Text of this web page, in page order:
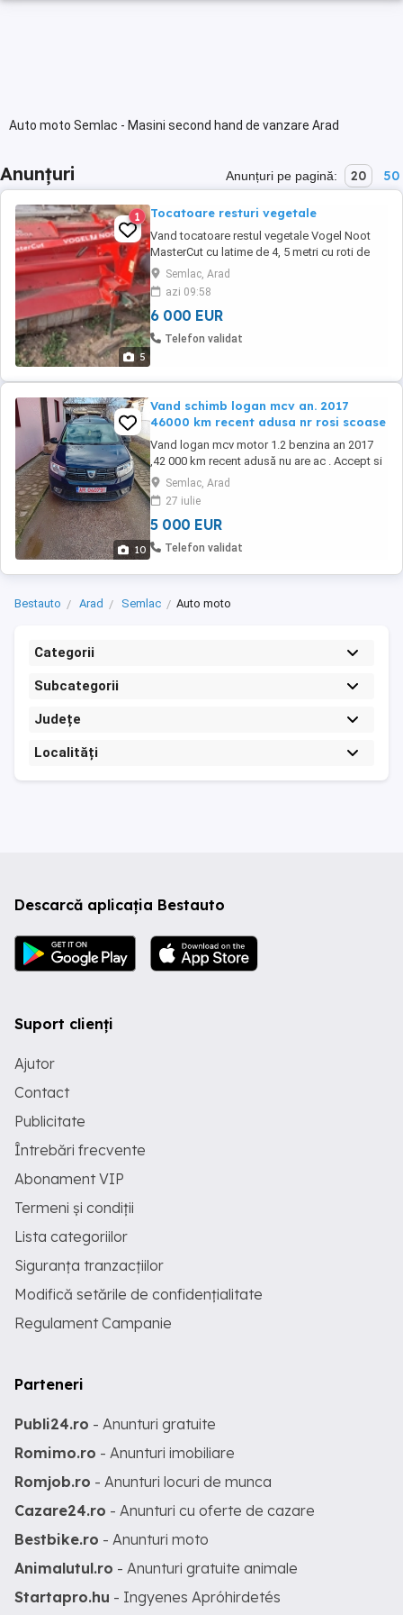
Auto moto Semlac - Masini second hand de vanzare Arad
Anunțuri Anunțuri pe pagină: 20 50
5
1 Tocatoare resturi vegetale
Vand tocatoare restul vegetale Vogel Noot
MasterCut cu latime de 4, 5 metri cu roti de
copiere si grupuri laterale care angreneaza
fiecare 4 curele !
Semlac, Arad
azi 09:58
6 000 EUR
Telefon validat
10
Vand schimb logan mcv an. 2017
46000 km recent adusa nr rosi scoase
Vand logan mcv motor 1.2 benzina an 2017
,42 000 km recent adusă nu are ac . Accept si
variante de schimb
Semlac, Arad
27 iulie
5 000 EUR
Telefon validat
Bestauto Arad Semlac Auto moto
Categorii
Subcategorii
Județe
Localități
Descarcă aplicația Bestauto
Suport clienți
Ajutor
Contact
Publicitate
Întrebări frecvente
Abonament VIP
Termeni și condiții
Lista categoriilor
Siguranța tranzacțiilor
Modifică setările de confidențialitate
Regulament Campanie
Parteneri
Publi24.ro - Anunturi gratuite
Romimo.ro - Anunturi imobiliare
Romjob.ro - Anunturi locuri de munca
Cazare24.ro - Anunturi cu oferte de cazare
Bestbike.ro - Anunturi moto
Animalutul.ro - Anunturi gratuite animale
Startapro.hu - Ingyenes Apróhirdetés